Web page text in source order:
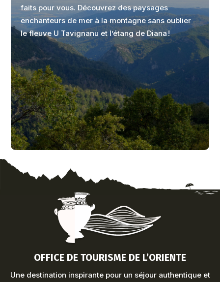
faits pour vous. Découvrez des paysages
enchanteurs de mer à la montagne sans oublier
le fleuve U Tavignanu et l’étang de Diana !
OFFICE DE TOURISME DE L’ORIENTE
Une destination inspirante pour un séjour authentique et